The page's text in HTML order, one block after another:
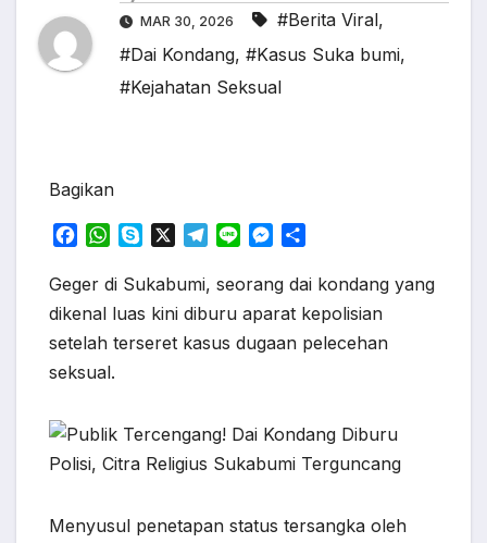
MAR 30, 2026 #Berita Viral,
#Dai Kondang, #Kasus Suka bumi,
#Kejahatan Seksual
Bagikan
c
e
b
o
o
W
a
t
A
p
y
p
T
l
e
r
n
e
M
s
s
n
r
a
r
Geger di Sukabumi, seorang dai kondang yang
dikenal luas kini diburu aparat kepolisian
setelah terseret kasus dugaan pelecehan
seksual.
Menyusul penetapan status tersangka oleh